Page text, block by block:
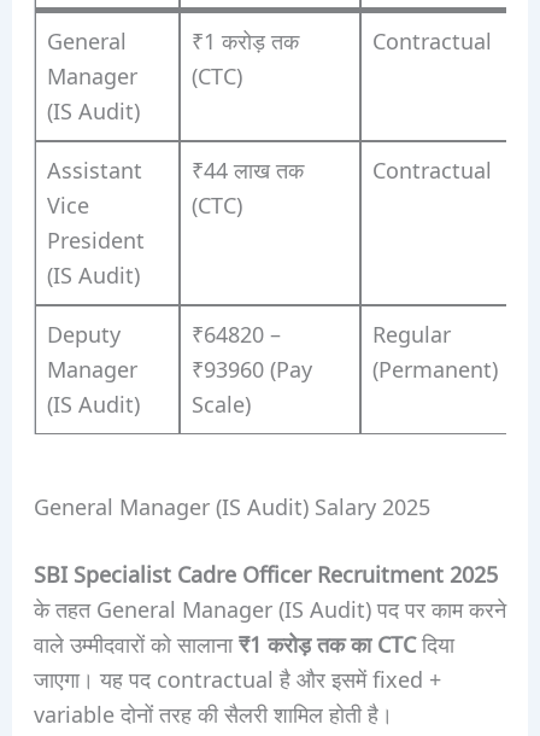
General
Manager
(IS Audit)
₹1 करोड़ तक
(CTC)
Contractual
Assistant
Vice
President
(IS Audit)
₹44 लाख तक
(CTC)
Contractual
Deputy
Manager
(IS Audit)
₹64820 –
₹93960 (Pay
Scale)
Regular
(Permanent)
General Manager (IS Audit) Salary 2025
SBI Specialist Cadre Officer Recruitment 2025
के तहत General Manager (IS Audit) पद पर काम करने
वाले उम्मीदवारों को सालाना₹1 करोड़ तक का CTCदिया
जाएगा। यह पद contractual है और इसमें fixed +
variable दोनों तरह की सैलरी शामिल होती है।